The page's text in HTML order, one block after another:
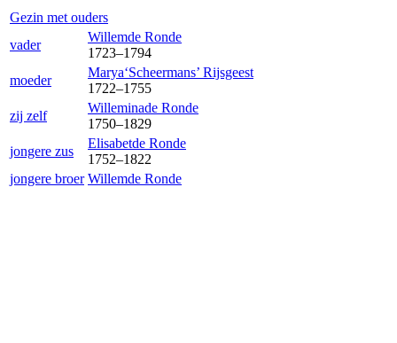
Gezin met ouders
vader
Willemde Ronde
1723–1794
moeder
Marya‘Scheermans’ Rijsgeest
1722–1755
zij zelf
Willeminade Ronde
1750–1829
jongere zus
Elisabetde Ronde
1752–1822
jongere broer Willemde Ronde